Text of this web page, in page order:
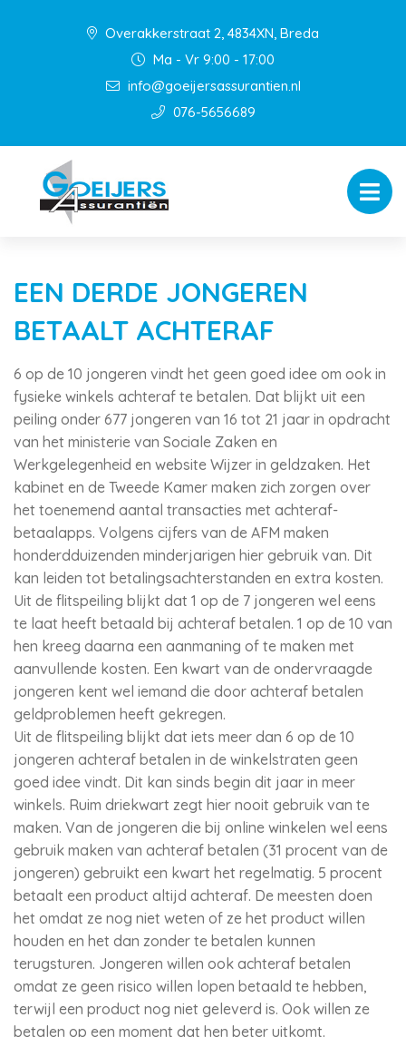
Overakkerstraat 2, 4834XN, Breda
Ma - Vr 9:00 - 17:00
info@goeijersassurantien.nl
076-5656689
EEN DERDE JONGEREN
BETAALT ACHTERAF
6 op de 10 jongeren vindt het geen goed idee om ook in
fysieke winkels achteraf te betalen. Dat blijkt uit een
peiling onder 677 jongeren van 16 tot 21 jaar in opdracht
van het ministerie van Sociale Zaken en
Werkgelegenheid en website Wijzer in geldzaken. Het
kabinet en de Tweede Kamer maken zich zorgen over
het toenemend aantal transacties met achteraf-
betaalapps. Volgens cijfers van de AFM maken
honderdduizenden minderjarigen hier gebruik van. Dit
kan leiden tot betalingsachterstanden en extra kosten.
Uit de flitspeiling blijkt dat 1 op de 7 jongeren wel eens
te laat heeft betaald bij achteraf betalen. 1 op de 10 van
hen kreeg daarna een aanmaning of te maken met
aanvullende kosten. Een kwart van de ondervraagde
jongeren kent wel iemand die door achteraf betalen
geldproblemen heeft gekregen.
Uit de flitspeiling blijkt dat iets meer dan 6 op de 10
jongeren achteraf betalen in de winkelstraten geen
goed idee vindt. Dit kan sinds begin dit jaar in meer
winkels. Ruim driekwart zegt hier nooit gebruik van te
maken. Van de jongeren die bij online winkelen wel eens
gebruik maken van achteraf betalen (31 procent van de
jongeren) gebruikt een kwart het regelmatig. 5 procent
betaalt een product altijd achteraf. De meesten doen
het omdat ze nog niet weten of ze het product willen
houden en het dan zonder te betalen kunnen
terugsturen. Jongeren willen ook achteraf betalen
omdat ze geen risico willen lopen betaald te hebben,
terwijl een product nog niet geleverd is. Ook willen ze
betalen op een moment dat hen beter uitkomt.